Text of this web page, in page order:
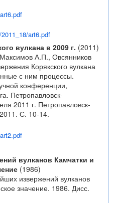
art6.pdf
вулкана в 2009 г. (2011)
А.П., Овсянников
Корякского вулкана
с ним процессы.
конференции,
Петропавловск-
2011 г. Петропавловск-
С. 10-14.
вулканов Камчатки и
(1986)
извержений вулканов
значение. 1986. Дисс.